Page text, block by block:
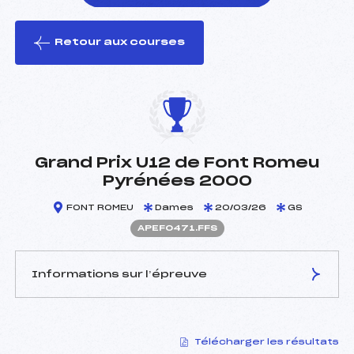
le ski
Retour aux courses
Grand Prix U12 de Font Romeu
Pyrénées 2000
FONT ROMEU Dames 20/03/26 GS
APEF0471.FFS
Informations sur l’épreuve
MAUREL DENIS (PE)
Télécharger les résultats